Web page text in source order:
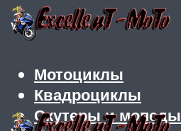
Мотоциклы
Квадроциклы
Скутеры и мопеды